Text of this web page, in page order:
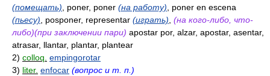
(помещать) , poner, poner (на работу) , poner en escena
(пьесу) , posponer, representar (играть) (на кого-либо, что-
либо)(при заключении пари) apostar por, alzar, apostar, asentar,
atrasar, llantar, plantar, plantear
2) colloq. empingorotar
3) liter. enfocar (вопрос и т. п.)